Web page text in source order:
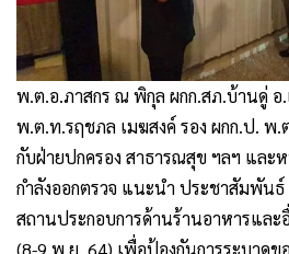
พ.ต.อ.ภาสกร ณ พิกุล ผกก.สภ.บ้านดู่ อ.
พ.ต.ท.รฤชภล เมฆสงค์ รอง ผกก.ป. พ
กับฝ่ายปกครอง สาธารณสุข ฯลฯ และ
กำลังออกตรวจ แนะนำ ประชาสัมพัน
สถานประกอบการด้านร้านอาหารและ
(8-9 พ.ย. 64) เพื่อป้องกันการระบาดข